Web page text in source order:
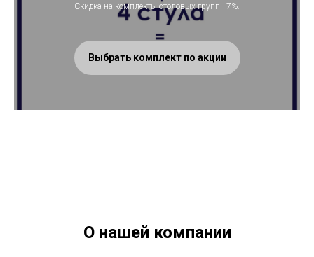
Скидка на комплекты столовых групп - 7%.
Выбрать комплект по акции
О нашей компании